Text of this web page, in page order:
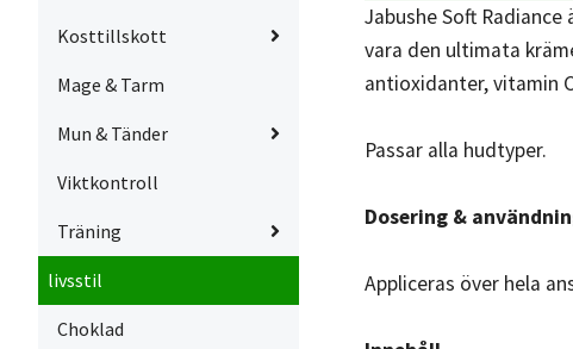
Kosttillskott
Mage & Tarm
Mun & Tänder
Viktkontroll
Träning
livsstil
Choklad
Jabushe Soft
vara den ultimata
antioxidanter, vitamin
Passar alla hudtyper.
Dosering &
Appliceras över hela